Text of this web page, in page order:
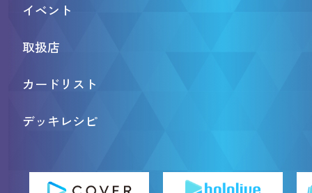
イベント
取扱店
カードリスト
デッキレシピ